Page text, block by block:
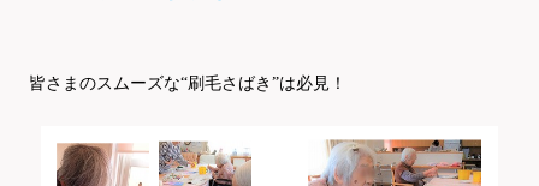
皆さまのスムーズな“刷毛さばき”は必見！